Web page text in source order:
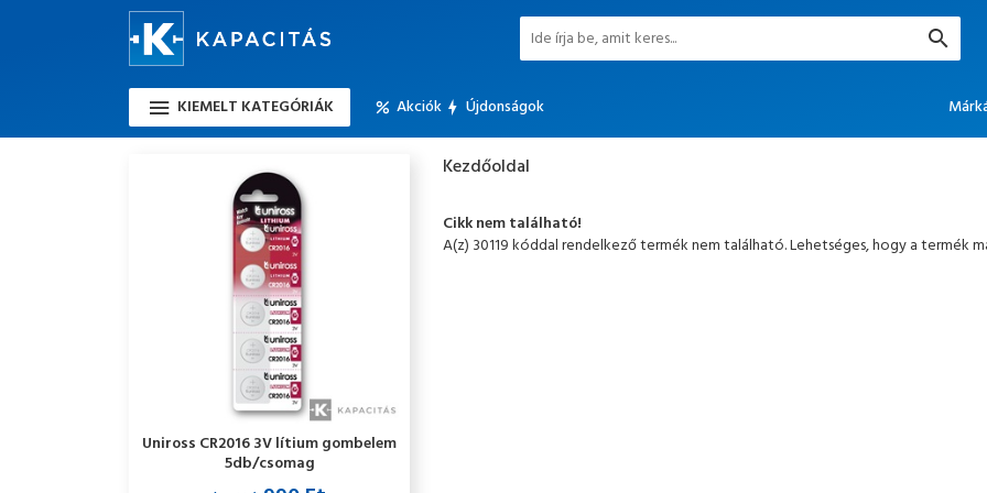
KIEMELT KATEGÓRIÁK Akciók Újdonságok
Uniross CR2016 3V lítium gombelem
5db/csomag
Kezdőoldal
Cikk nem található!
A(z) 30119 kóddal rendelkező termék nem található. Lehetséges, hogy a termék